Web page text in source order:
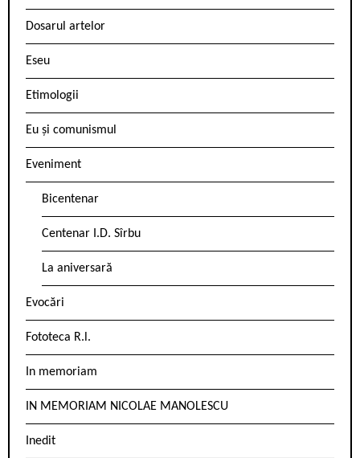
Dosarul artelor
Eseu
Etimologii
Eu și comunismul
Eveniment
Bicentenar
Centenar I.D. Sîrbu
La aniversară
Evocări
Fototeca R.l.
In memoriam
IN MEMORIAM NICOLAE MANOLESCU
Inedit